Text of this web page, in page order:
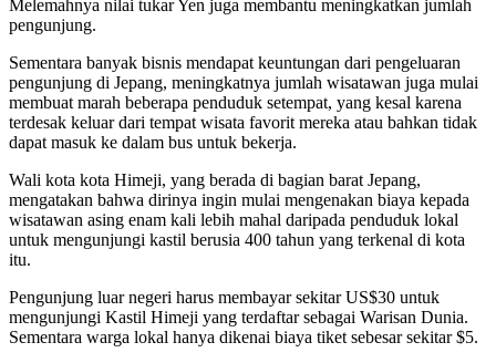
Melemahnya nilai tukar Yen juga membantu meningkatkan jumlah
pengunjung.
Sementara banyak bisnis mendapat keuntungan dari pengeluaran
pengunjung di Jepang, meningkatnya jumlah wisatawan juga mulai
membuat marah beberapa penduduk setempat, yang kesal karena
terdesak keluar dari tempat wisata favorit mereka atau bahkan tidak
dapat masuk ke dalam bus untuk bekerja.
Wali kota kota Himeji, yang berada di bagian barat Jepang,
mengatakan bahwa dirinya ingin mulai mengenakan biaya kepada
wisatawan asing enam kali lebih mahal daripada penduduk lokal
untuk mengunjungi kastil berusia 400 tahun yang terkenal di kota
itu.
Pengunjung luar negeri harus membayar sekitar US$30 untuk
mengunjungi Kastil Himeji yang terdaftar sebagai Warisan Dunia.
Sementara warga lokal hanya dikenai biaya tiket sebesar sekitar $5.